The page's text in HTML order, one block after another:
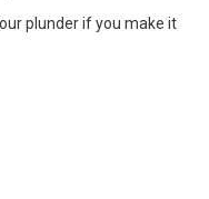
plunder if you make it